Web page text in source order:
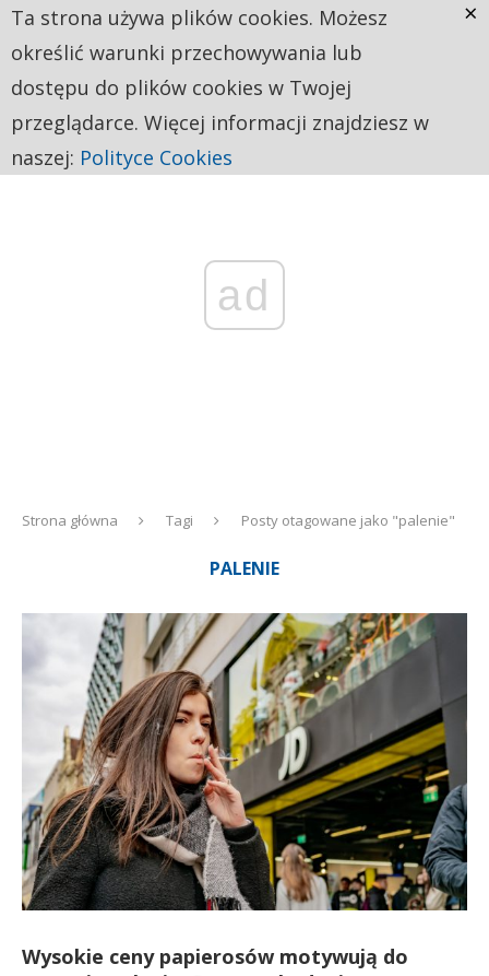
ad
Strona główna Tagi Posty otagowane jako "palenie"
PALENIE
Wysokie ceny papierosów motywują do
Ta strona używa plików cookies. Możesz
określić warunki przechowywania lub
dostępu do plików cookies w Twojej
przeglądarce. Więcej informacji znajdziesz w
naszej: Polityce Cookies
×